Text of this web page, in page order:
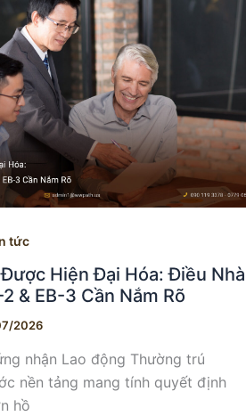
tức
Được Hiện Đại Hóa: Điều Nhà
& EB-3 Cần Nắm Rõ
2026
nhận Lao động Thường trú
nền tảng mang tính quyết định
hồ